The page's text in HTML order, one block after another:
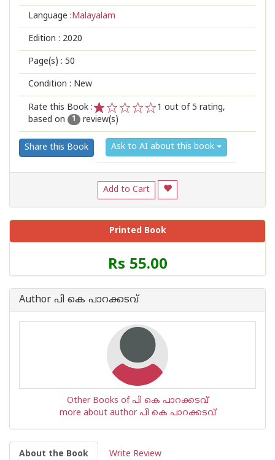
Language :Malayalam
Edition : 2020
Page(s) : 50
Condition : New
Rate this Book :
2
1
1 out of 5 rating,
based on
1 review(s)
Share this Book Ask to AI about this book
Add to Cart
Printed Book
Price
of
Book
Rs 55.00
Author പി കെ പാറക്കടവ്
Other Books of പി കെ പാറക്കടവ്
more about author പി കെ പാറക്കടവ്
About the Book Write Review